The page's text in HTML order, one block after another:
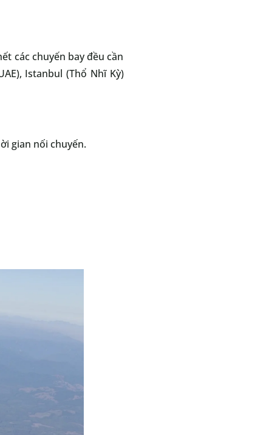
các chuyến bay đều cần
Istanbul (Thổ Nhĩ Kỳ)
gian nối chuyến.